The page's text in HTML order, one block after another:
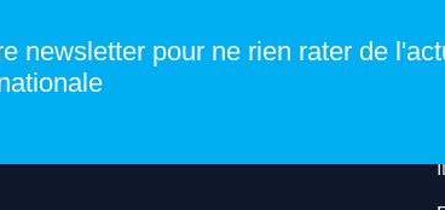
newsletter pour ne rien rater de